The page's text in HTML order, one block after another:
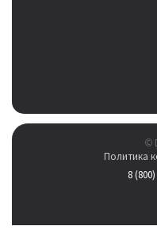
©
Политика
8